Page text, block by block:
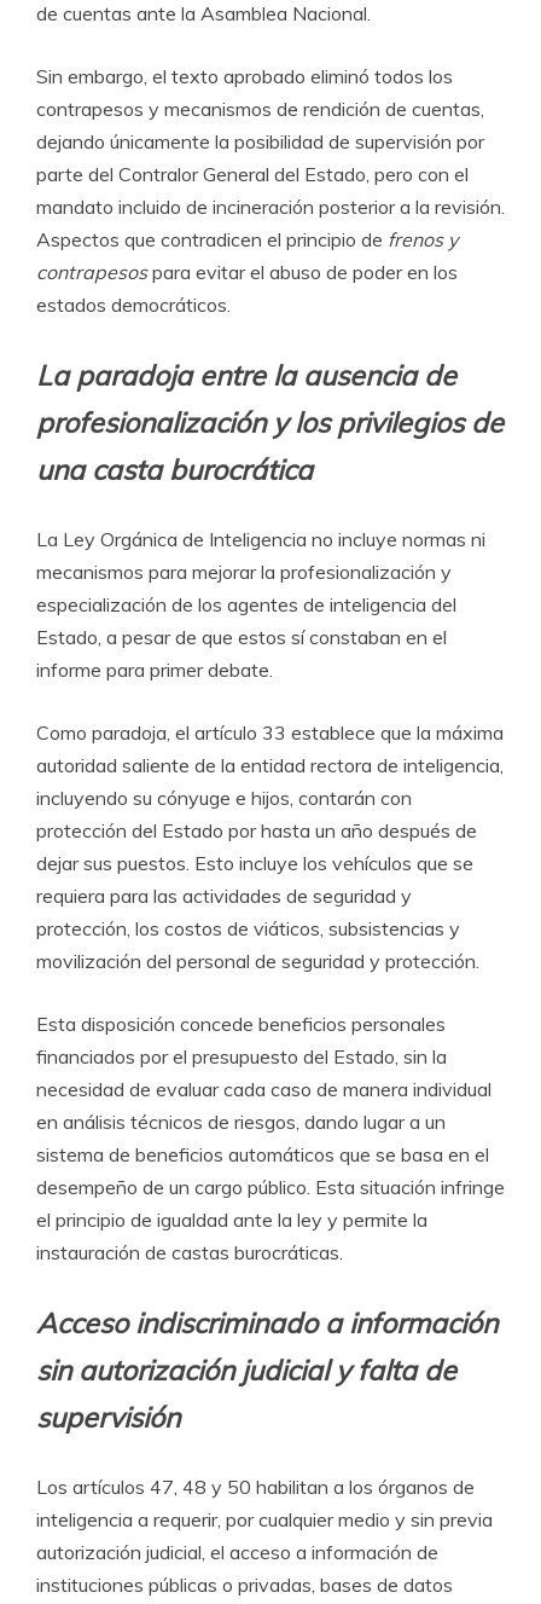
de cuentas ante la Asamblea Nacional.
Sin embargo, el texto aprobado eliminó todos los
contrapesos y mecanismos de rendición de cuentas,
dejando únicamente la posibilidad de supervisión por
parte del Contralor General del Estado, pero con el
mandato incluido de incineración posterior a la revisión.
Aspectos que contradicen el principio de frenos y
contrapesospara evitar el abuso de poder en los
estados democráticos.
La paradoja entre la ausencia de
profesionalización y los privilegios de
una casta burocrática
La Ley Orgánica de Inteligencia no incluye normas ni
mecanismos para mejorar la profesionalización y
especialización de los agentes de inteligencia del
Estado, a pesar de que estos sí constaban en el
informe para primer debate.
Como paradoja, el artículo 33 establece que la máxima
autoridad saliente de la entidad rectora de inteligencia,
incluyendo su cónyuge e hijos, contarán con
protección del Estado por hasta un año después de
dejar sus puestos. Esto incluye los vehículos que se
requiera para las actividades de seguridad y
protección, los costos de viáticos, subsistencias y
movilización del personal de seguridad y protección.
Esta disposición concede beneficios personales
financiados por el presupuesto del Estado, sin la
necesidad de evaluar cada caso de manera individual
en análisis técnicos de riesgos, dando lugar a un
sistema de beneficios automáticos que se basa en el
desempeño de un cargo público. Esta situación infringe
el principio de igualdad ante la ley y permite la
instauración de castas burocráticas.
Acceso indiscriminado a información
sin autorización judicial y falta de
supervisión
Los artículos 47, 48 y 50 habilitan a los órganos de
inteligencia a requerir, por cualquier medio y sin previa
autorización judicial, el acceso a información de
instituciones públicas o privadas, bases de datos